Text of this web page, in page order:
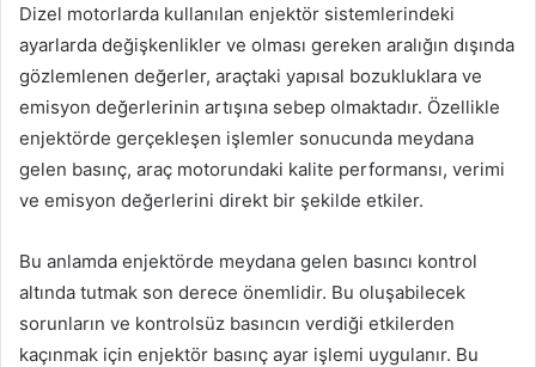
Dizel motorlarda kullanılan enjektör sistemlerindeki
ayarlarda değişkenlikler ve olması gereken aralığın dışında
gözlemlenen değerler, araçtaki yapısal bozukluklara ve
emisyon değerlerinin artışına sebep olmaktadır. Özellikle
enjektörde gerçekleşen işlemler sonucunda meydana
gelen basınç, araç motorundaki kalite performansı, verimi
ve emisyon değerlerini direkt bir şekilde etkiler.
Bu anlamda enjektörde meydana gelen basıncı kontrol
altında tutmak son derece önemlidir. Bu oluşabilecek
sorunların ve kontrolsüz basıncın verdiği etkilerden
kaçınmak için enjektör basınç ayar işlemi uygulanır. Bu